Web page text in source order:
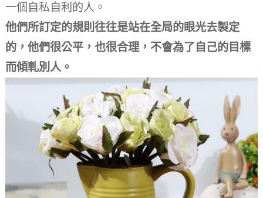
一個自私自利的人。
他們所訂定的規則往往是站在全局的眼光去製定
的，他們很公平，也很合理，不會為了自己的目標
而傾軋別人。